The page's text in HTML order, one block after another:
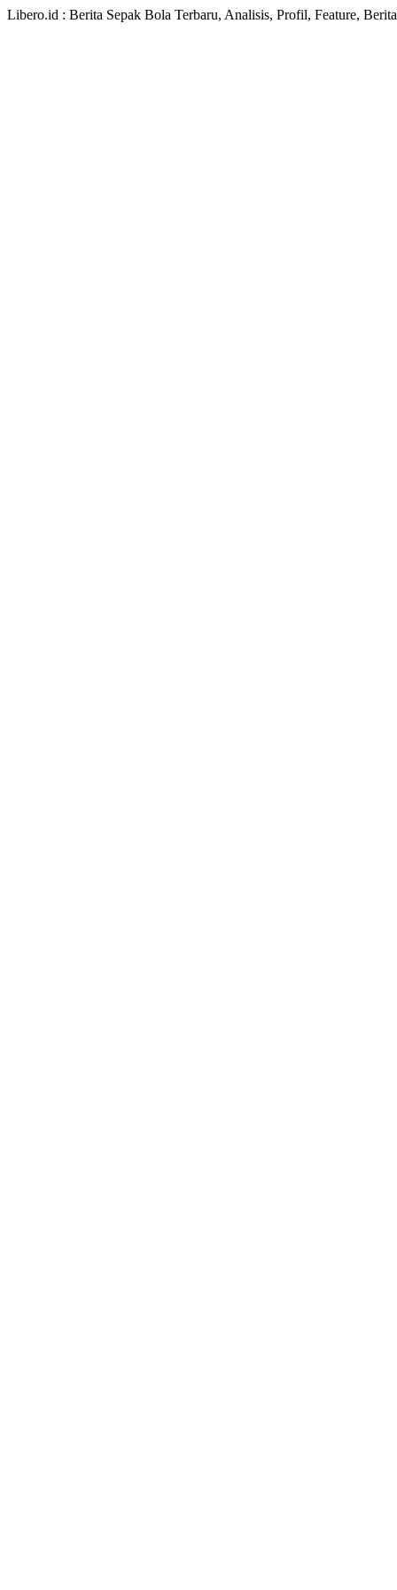
Libero.id : Berita Sepak Bola Terbaru, Analisis, Profil, Feature,